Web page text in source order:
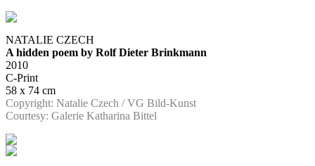
NATALIE CZECH
A hidden poem by Rolf Dieter Brinkmann
2010
C-Print
58 x 74 cm
Copyright: Natalie Czech / VG Bild-Kunst
Courtesy: Galerie Katharina Bittel